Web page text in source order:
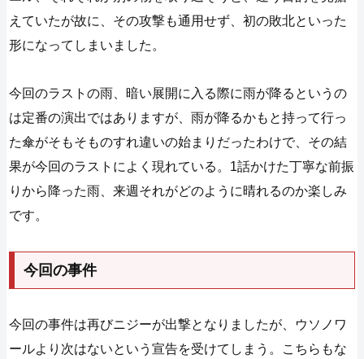
えていたが故に、その攻撃も通用せず、初の敗北といった
形になってしまいました。
今回のラストの雨、暗い展開に入る際に雨が降るというの
は定番の演出ではありますが、雨が降るかもと持って行っ
た傘がそもそものすれ違いの始まりだったわけで、その結
果が今回のラストによく現れている。1話かけた丁寧な前振
りから降った雨、来週それがどのように晴れるのか楽しみ
です。
今回の事件
今回の事件は再びニジーが出撃となりましたが、ウソノワ
ールより次はないという宣告を受けてしまう。こちらもな